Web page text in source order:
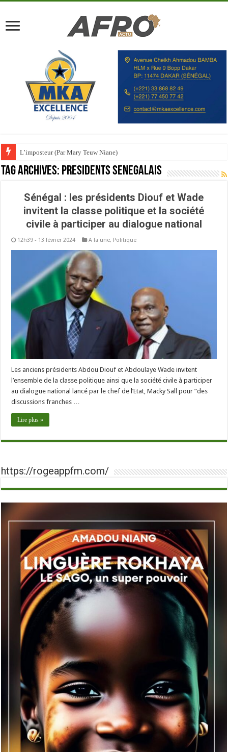
L’imposteur (Par Mary Teuw Niane)
Tag Archives: Presidents senegalais
Sénégal : les présidents Diouf et Wade
invitent la classe politique et la société
civile à participer au dialogue national
12h39 - 13 février 2024 A la une, Politique
Les anciens présidents Abdou Diouf et Abdoulaye Wade invitent
l’ensemble de la classe politique ainsi que la société civile à participer
au dialogue national lancé par le chef de l’Etat, Macky Sall pour ”des
discussions franches …
Lire plus »
https://rogeappfm.com/